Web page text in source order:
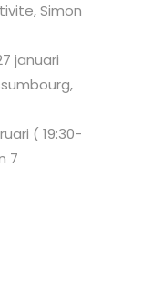
Simon
januari
( 19:30-
7